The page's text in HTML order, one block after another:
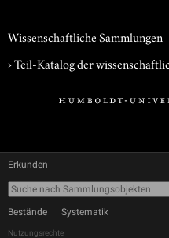
Wissenschaftliche Sammlungen
› Teil-Katalog der
Erkunden
Bestände Systematik
Nutzungsrechte